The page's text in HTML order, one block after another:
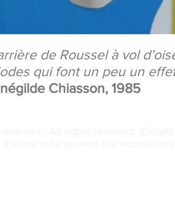
de Roussel à vol
qui font un peu un
Chiasson, 1985